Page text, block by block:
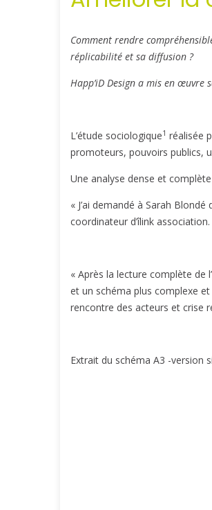
Comment rendre
réplicabilité et sa diffusion ?
Happ’iD Design a mis en
L’étude sociologique1 réalisée
promoteurs, pouvoirs publics,
Une analyse dense et
« J’ai demandé à Sarah
coordinateur d’îlink association.
« Après la lecture complète de
et un schéma plus complexe
rencontre des acteurs et crise
Extrait du schéma A3 -version